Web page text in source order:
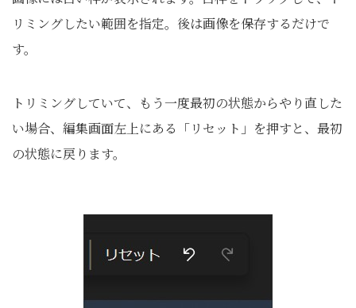
リミングしたい範囲を指定。後は画像を保存するだけで
す。
トリミングしていて、もう一度最初の状態からやり直した
い場合、編集画面左上にある「リセット」を押すと、最初
の状態に戻ります。